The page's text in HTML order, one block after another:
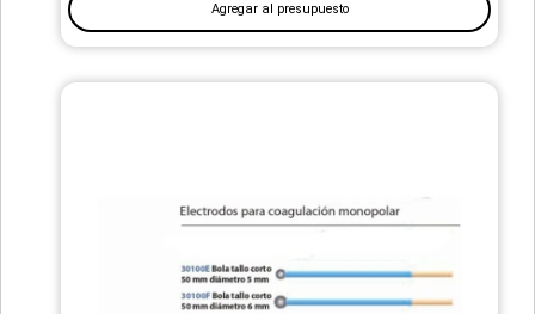
Agregar al presupuesto